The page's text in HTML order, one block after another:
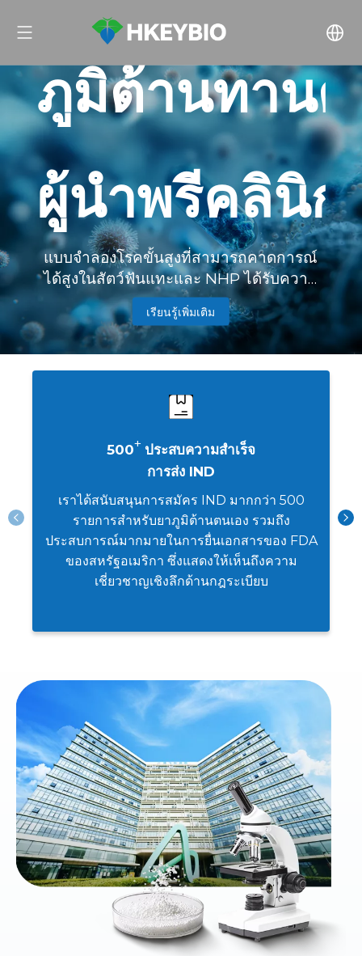
ภูมิต้านทาน
ผู้นำพรีคลินิก
แบบจำลองโรคขั้นสูงที่สามารถคาดการณ์
ได้สูงในสัตว์ฟันแทะและ NHP ได้รับความ
ไว้วางใจจากนักสร้างสรรค์ระดับโลกสำหรับ
การส่ง IND มากกว่า 500 รายการ ทั้งหมดนี้
อยู่ภายใต้มาตรฐาน ISO 9001, GLP และ
เรียนรู้เพิ่มเติม
500+ ประสบความสำเร็จ
การส่ง IND
เราได้สนับสนุนการสมัคร IND มากกว่า 500
รายการสำหรับยาภูมิต้านตนเอง รวมถึง
ประสบการณ์มากมายในการยื่นเอกสารของ FDA
ของสหรัฐอเมริกา ซึ่งแสดงให้เห็นถึงความ
เชี่ยวชาญเชิงลึกด้านกฎระเบียบ